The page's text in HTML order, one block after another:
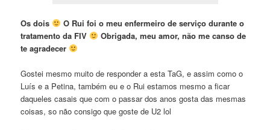
Os dois
O Rui foi o meu enfermeiro de serviço durante o
tratamento da FIV
Obrigada, meu amor, não me canso de
te agradecer
Gostei mesmo muito de responder a esta TaG, e assim como o
Luís e a Petina, também eu e o Rui estamos mesmo a ficar
daqueles casais que com o passar dos anos gosta das mesmas
coisas, so não consigo que goste de U2 lol